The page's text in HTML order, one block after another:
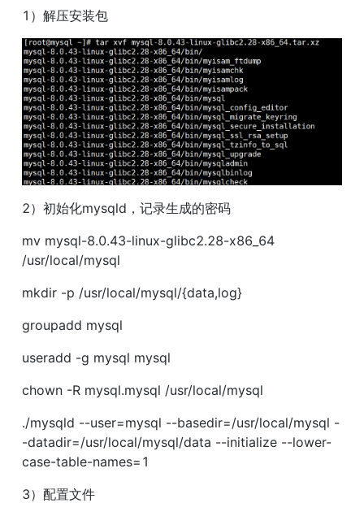
1）解压安装包
2）初始化mysqld，记录生成的密码
mv mysql-8.0.43-linux-glibc2.28-x86_64
/usr/local/mysql
mkdir -p /usr/local/mysql/{data,log}
groupadd mysql
useradd -g mysql mysql
chown -R mysql.mysql /usr/local/mysql
./mysqld --user=mysql --basedir=/usr/local/mysql -
-datadir=/usr/local/mysql/data --initialize --lower-
case-table-names=1
3）配置文件